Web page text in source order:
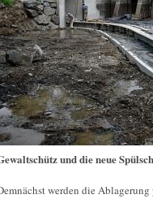
und die neue
werden die